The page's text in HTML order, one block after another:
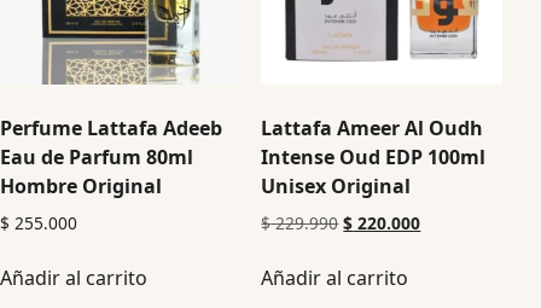
Perfume Lattafa Adeeb
Eau de Parfum 80ml
Hombre Original
$ 255.000
Añadir al carrito
Lattafa Ameer Al Oudh
Intense Oud EDP 100ml
Unisex Original
$229.990 $ 220.000
Añadir al carrito